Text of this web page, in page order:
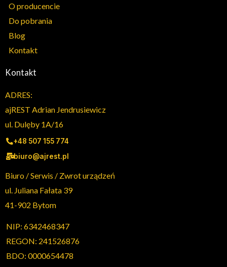
O producencie
Do pobrania
Blog
Kontakt
Kontakt
ADRES:
ajREST Adrian Jendrusiewicz
ul. Dulęby 1A/16
+48 507 155 774
biuro@ajrest.pl
Biuro / Serwis / Zwrot urządzeń
ul. Juliana Fałata 39
41-902 Bytom
NIP: 6342468347
REGON: 241526876
BDO: 0000654478